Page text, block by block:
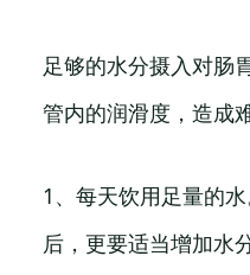
足够的水分摄入对肠
管内的润滑度，造成
1、每天饮用足量的
后，更要适当增加水